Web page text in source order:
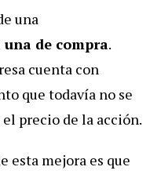
una
de compra.
cuenta con
que todavía no se
precio de la acción.
esta mejora es que